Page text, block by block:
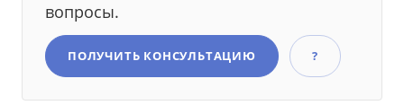
вопросы.
ПОЛУЧИТЬ КОНСУЛЬТАЦИЮ ?